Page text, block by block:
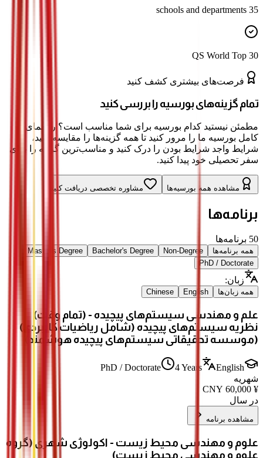
35 schools and departments
QS World Top 30
فرصت‌های بیشتری کشف کنید
تمام گزینه‌های بورسیه را بررسی کنید
مطمئن نیستید کدام بورسیه برای شما مناسب است؟ راهنمای
کامل بورسیه ما را مرور کنید تا همه گزینه‌ها را مقایسه کنید،
شرایط واجد شرایط بودن را درک کنید و مناسب‌ترین گزینه را برای
سفر تحصیلی خود پیدا کنید.
مشاهده همه بورسیه‌ها مشاوره تخصصی دریافت کنید
برنامه‌ها
50 برنامه‌ها
همه برنامه‌ها Non-Degree
Bachelor's Degree
Master's Degree
PhD / Doctorate
زبان:
همه زبان‌ها English
Chinese
علم و مهندسی سیستم‌های پیچیده - (تمام وقت)
نظریه سیستم‌های پیچیده (شامل ریاضیات کاربردی)
(موسسه تحقیقاتی سیستم‌های پیچیده هوشمند)
PhD / Doctorate 4 Years
English
شهریه
¥
60,000
در سال
مشاهده برنامه
علوم و مهندسی محیط زیست - اکولوژی شهری (گروه
علوم و مهندسی محیط زیست)